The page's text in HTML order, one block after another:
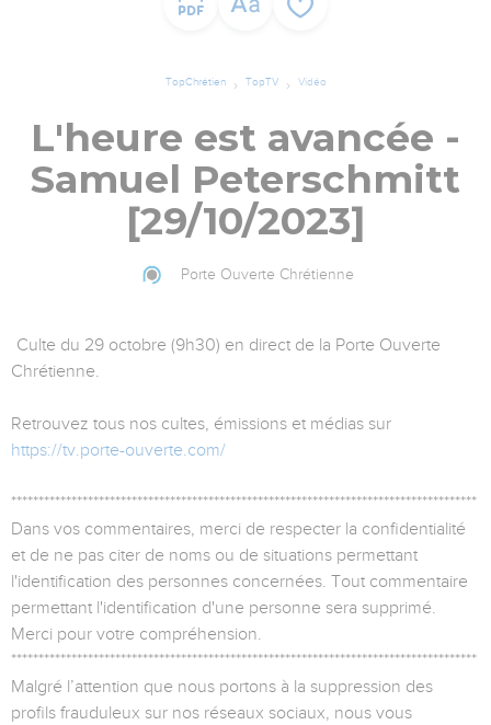
TopChrétien TopTV Vidéo
L'heure est avancée -
Samuel Peterschmitt
[29/10/2023]
Porte Ouverte Chrétienne
Culte du 29 octobre (9h30) en direct de la Porte Ouverte
Chrétienne.
Retrouvez tous nos cultes, émissions et médias sur
https://tv.porte-ouverte.com/
*************************************************************************************
Dans vos commentaires, merci de respecter la confidentialité
et de ne pas citer de noms ou de situations permettant
l'identification des personnes concernées. Tout commentaire
permettant l'identification d'une personne sera supprimé.
Merci pour votre compréhension.
*************************************************************************************
Malgré l’attention que nous portons à la suppression des
profils frauduleux sur nos réseaux sociaux, nous vous